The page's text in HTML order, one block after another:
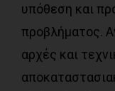
υπόθεση και
προβλήματος.
αρχές και